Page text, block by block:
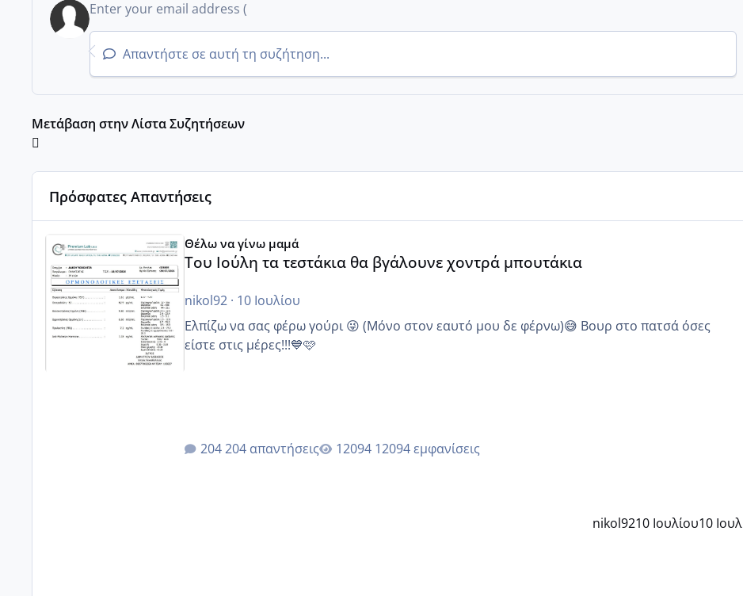
Απαντήστε σε αυτή τη συζήτηση...
Μετάβαση στην Λίστα Συζητήσεων
Πρόσφατες Απαντήσεις
Θέλω να γίνω μαμά
Του Ιούλη τα τεστάκια θα βγάλουνε χοντρά μπουτάκια
nikol92· 10 Ιουλίου
Ελπίζω να σας φέρω γούρι 😜 (Μόνο στον εαυτό μου δε φέρνω)😅 Βουρ στο πατσά όσες
είστε στις μέρες!!!💙🩷
204 απαντήσεις 12094 εμφανίσεις
nikol9210 Ιουλίου10 Ιουλ